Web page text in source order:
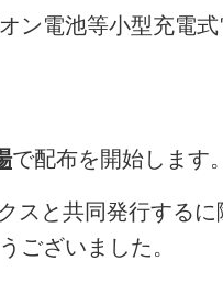
ン電池等小型充電
で配布を開始します
スと共同発行するに
ございました。